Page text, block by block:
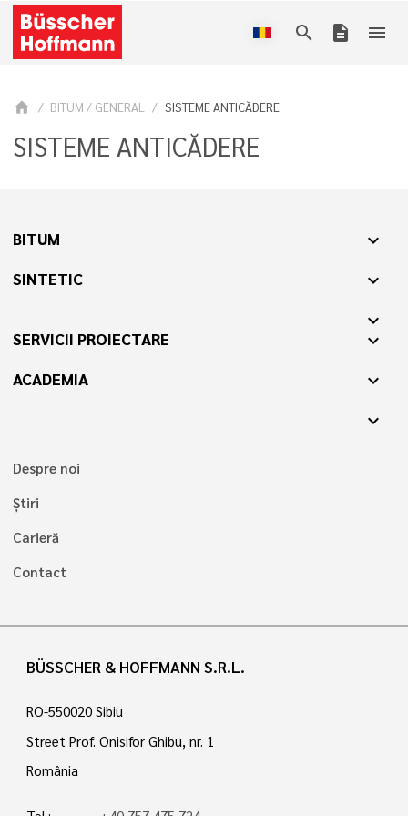
search description menu
home BITUM / GENERAL SISTEME ANTICĂDERE
SISTEME ANTICĂDERE
BITUM expand_more
SINTETIC
expand_more
expand_more
SERVICII PROIECTARE expand_more
ACADEMIA
expand_more
expand_more
Despre noi
Știri
Carieră
Contact
BÜSSCHER & HOFFMANN S.R.L.
RO-550020 Sibiu
Street Prof. Onisifor Ghibu, nr. 1
România